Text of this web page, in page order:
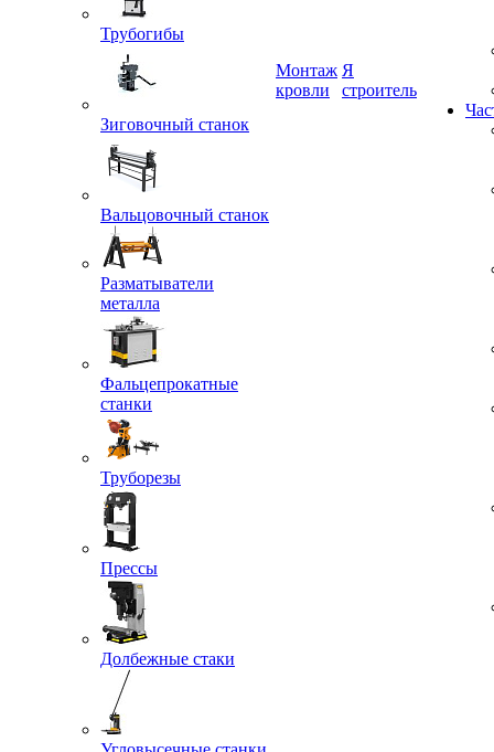
Трубогибы
Зиговочный станок
Вальцовочный станок
Разматыватели
металла
Фальцепрокатные
станки
Труборезы
Прессы
Долбежные стаки